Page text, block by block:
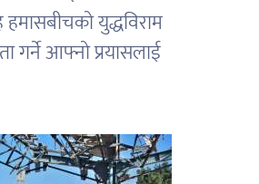
युद्धविराम
गर्ने आफ्नो प्रयासलाई